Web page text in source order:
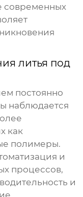
современных
литья под
постоянно
наблюдается
как
полимеры.
и
процессов,
и